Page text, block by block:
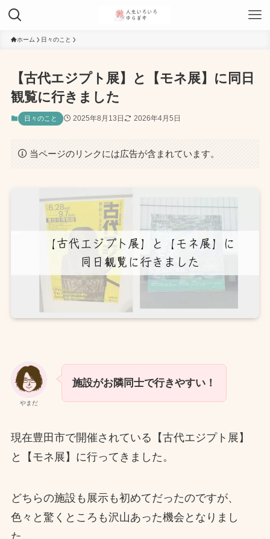
ホーム 日々のこと
【古代エジプト展】と【モネ展】に同日
観覧に行きました
日々のこと 2025年8月13日 2026年4月5日
当ページのリンクには広告が含まれています。
やまだ
施設がお隣同士で行きやすい！
現在豊田市で開催されている【古代エジプト展】
と【モネ展】に行ってきました。
どちらの施設も展示も初めてだったのですが、
色々と驚くところも沢山あった機会となりまし
た。